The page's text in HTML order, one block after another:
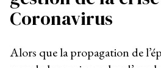
Coronavirus
Alors que la propagation de